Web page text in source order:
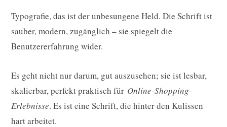
Typografie, das ist der unbesungene Held. Die Schrift ist
sauber, modern, zugänglich – sie spiegelt die
Benutzererfahrung wider.
Es geht nicht nur darum, gut auszusehen; sie ist lesbar,
skalierbar, perfekt praktisch für Online-Shopping-
Erlebnisse. Es ist eine Schrift, die hinter den Kulissen
hart arbeitet.